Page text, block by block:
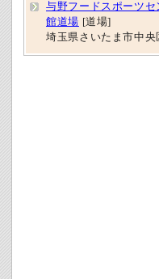
与野フードスポーツセ
館道場 [道場]
埼玉県さいたま市中央